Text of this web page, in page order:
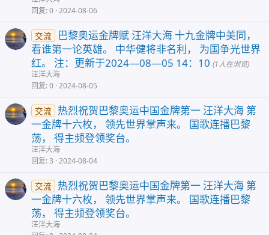
回复 0 2024-08-06
交流
巴黎奥运金牌赋 汪洋大海 十九金牌中美同，
看谁第一论英雄。 中华健将非名利， 为国争光世界
红。 注：更新于2024—08—05 14：10 (1人在浏览)
汪洋大海
回复 0 2024-08-05
交流
热烈祝贺巴黎奥运中国金牌第一 汪洋大海 第
一金牌十六枚， 领先世界掌声来。 国歌连播巴黎
荡， 得主频登领奖台。
汪洋大海
回复 3 2024-08-04
交流
热烈祝贺巴黎奥运中国金牌第一 汪洋大海 第
一金牌十六枚， 领先世界掌声来。 国歌连播巴黎
荡， 得主频登领奖台。
汪洋大海